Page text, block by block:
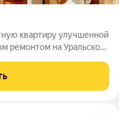
квартиру улучшенной
ремонтом на Уральской!
красавица Кама! Окна